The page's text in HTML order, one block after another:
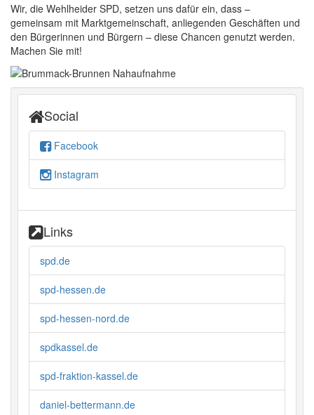
Wir, die Wehlheider SPD, setzen uns dafür ein, dass –
gemeinsam mit Marktgemeinschaft, anliegenden Geschäften und
den Bürgerinnen und Bürgern – diese Chancen genutzt werden.
Machen Sie mit!
Social
Facebook
Instagram
Links
spd.de
spd-hessen.de
spd-hessen-nord.de
spdkassel.de
spd-fraktion-kassel.de
daniel-bettermann.de